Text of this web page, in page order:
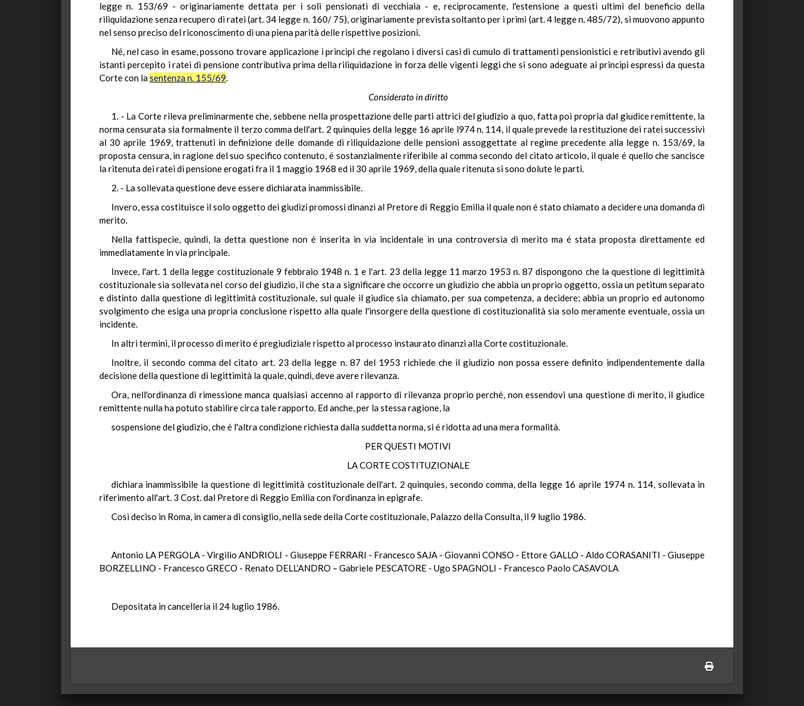
legge n. 153/69 - originariamente dettata per i soli pensionati di vecchiaia - e, reciprocamente, l'estensione a questi ultimi del beneficio della
riliquidazione senza recupero di ratei (art. 34 legge n. 160/ 75), originariamente prevista soltanto per i primi (art. 4 legge n. 485/72), si muovono appunto
nel senso preciso del riconoscimento di una piena parità delle rispettive posizioni.
Né, nel caso in esame, possono trovare applicazione i princìpi che regolano i diversi casi di cumulo di trattamenti pensionistici e retributivi avendo gli
istanti percepito i ratei di pensione contributiva prima della riliquidazione in forza delle vigenti leggi che si sono adeguate ai princìpi espressi da questa
Corte con lasentenza n. 155/69.
Considerato in diritto
1. - La Corte rileva preliminarmente che, sebbene nella prospettazione delle parti attrici del giudizio a quo, fatta poi propria dal giudice remittente, la
norma censurata sia formalmente il terzo comma dell'art. 2 quinquies della legge 16 aprile l974 n. 114, il quale prevede la restituzione dei ratei successivi
al 30 aprile 1969, trattenuti in definizione delle domande di riliquidazione delle pensioni assoggettate al regime precedente alla legge n. 153/69, la
proposta censura, in ragione del suo specifico contenuto, é sostanzialmente riferibile al comma secondo del citato articolo, il quale é quello che sancisce
la ritenuta dei ratei di pensione erogati fra il 1 maggio 1968 ed il 30 aprile 1969, della quale ritenuta si sono dolute le parti.
2. - La sollevata questione deve essere dichiarata inammissibile.
Invero, essa costituisce il solo oggetto dei giudizi promossi dinanzi al Pretore di Reggio Emilia il quale non é stato chiamato a decidere una domanda di
merito.
Nella fattispecie, quindi, la detta questione non é inserita in via incidentale in una controversia di merito ma é stata proposta direttamente ed
immediatamente in via principale.
Invece, l'art. 1 della legge costituzionale 9 febbraio 1948 n. 1 e l'art. 23 della legge 11 marzo 1953 n. 87 dispongono che la questione di legittimità
costituzionale sia sollevata nel corso del giudizio, il che sta a significare che occorre un giudizio che abbia un proprio oggetto, ossia un petitum separato
e distinto dalla questione di legittimità costituzionale, sul quale il giudice sia chiamato, per sua competenza, a decidere; abbia un proprio ed autonomo
svolgimento che esiga una propria conclusione rispetto alla quale l'insorgere della questione di costituzionalità sia solo meramente eventuale, ossia un
incidente.
In altri termini, il processo di merito é pregiudiziale rispetto al processo instaurato dinanzi alla Corte costituzionale.
Inoltre, il secondo comma del citato art. 23 della legge n. 87 del 1953 richiede che il giudizio non possa essere definito indipendentemente dalla
decisione della questione di legittimità la quale, quindi, deve avere rilevanza.
Ora, nell'ordinanza di rimessione manca qualsiasi accenno al rapporto di rilevanza proprio perché, non essendovi una questione di merito, il giudice
remittente nulla ha potuto stabilire circa tale rapporto. Ed anche, per la stessa ragione, la
sospensione del giudizio, che é l'altra condizione richiesta dalla suddetta norma, si é ridotta ad una mera formalità.
PER QUESTI MOTIVI
LA CORTE COSTITUZIONALE
dichiara inammissibile la questione di legittimità costituzionale dell'art. 2 quinquies, secondo comma, della legge 16 aprile 1974 n. 114, sollevata in
riferimento all'art. 3 Cost. dal Pretore di Reggio Emilia con l'ordinanza in epigrafe.
Così deciso in Roma, in camera di consiglio, nella sede della Corte costituzionale, Palazzo della Consulta, il 9 luglio 1986.
Antonio LA PERGOLA - Virgilio ANDRIOLI - Giuseppe FERRARI - Francesco SAJA - Giovanni CONSO - Ettore GALLO - Aldo CORASANITI - Giuseppe
BORZELLINO - Francesco GRECO - Renato DELL’ANDRO – Gabriele PESCATORE - Ugo SPAGNOLI - Francesco Paolo CASAVOLA
Depositata in cancelleria il 24 luglio 1986.